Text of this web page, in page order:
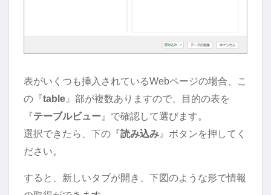
表がいくつも挿入されているWebページの場合、こ
の『table 』部が複数ありますので、目的の表を
『テーブルビュー 』で確認して選びます。
選択できたら、下の『読み込み 』ボタンを押してく
ださい。
すると、新しいタブが開き、下図のような形で情報